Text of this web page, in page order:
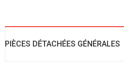
PIÈCES DÉTACHÉES GÉNÉRALES